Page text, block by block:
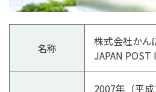
ご契約者さま
マイページロ
保険をご検討中のお客さま
法人のお客さま
名称
株式会社か
JAPAN
2007年（平